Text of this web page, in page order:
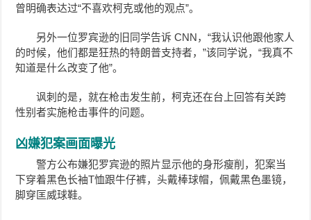
曾明确表达过“不喜欢柯克或他的观点”。
另外一位罗宾逊的旧同学告诉 CNN，“我认识他跟他家人
的时候，他们都是狂热的特朗普支持者，”该同学说，“我真不
知道是什么改变了他”。
讽刺的是，就在枪击发生前，柯克还在台上回答有关跨
性别者实施枪击事件的问题。
凶嫌犯案画面曝光
警方公布嫌犯罗宾逊的照片显示他的身形瘦削，犯案当
下穿着黑色长袖T恤跟牛仔裤，头戴棒球帽，佩戴黑色墨镜，
脚穿匡威球鞋。